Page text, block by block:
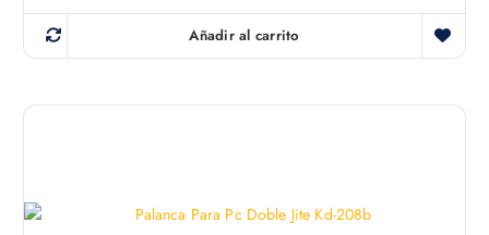
p
r
e
c
o
a
p
r
e
c
a
e
s
Añadir al carrito